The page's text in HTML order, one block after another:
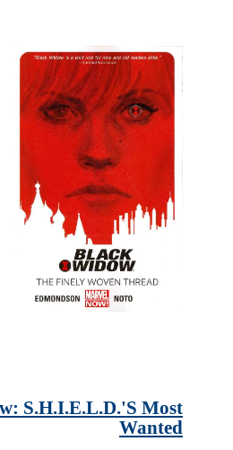
S.H.I.E.L.D.'S Most
Wanted